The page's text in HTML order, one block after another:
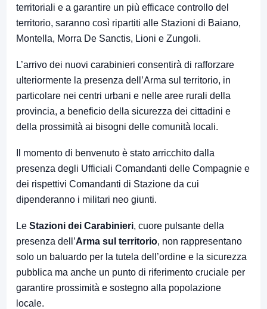
territoriali e a garantire un più efficace controllo del
territorio, saranno così ripartiti alle Stazioni di Baiano,
Montella, Morra De Sanctis, Lioni e Zungoli.
L’arrivo dei nuovi carabinieri consentirà di rafforzare
ulteriormente la presenza dell’Arma sul territorio, in
particolare nei centri urbani e nelle aree rurali della
provincia, a beneficio della sicurezza dei cittadini e
della prossimità ai bisogni delle comunità locali.
Il momento di benvenuto è stato arricchito dalla
presenza degli Ufficiali Comandanti delle Compagnie e
dei rispettivi Comandanti di Stazione da cui
dipenderanno i militari neo giunti.
Le Stazioni dei Carabinieri, cuore pulsante della
presenza dell’Arma sul territorio, non rappresentano
solo un baluardo per la tutela dell’ordine e la sicurezza
pubblica ma anche un punto di riferimento cruciale per
garantire prossimità e sostegno alla popolazione
locale.